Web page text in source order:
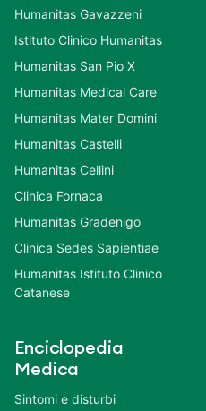
Humanitas Gavazzeni
Istituto Clinico Humanitas
Humanitas San Pio X
Humanitas Medical Care
Humanitas Mater Domini
Humanitas Castelli
Humanitas Cellini
Clinica Fornaca
Humanitas Gradenigo
Clinica Sedes Sapientiae
Humanitas Istituto Clinico
Catanese
Enciclopedia
Medica
Sintomi e disturbi